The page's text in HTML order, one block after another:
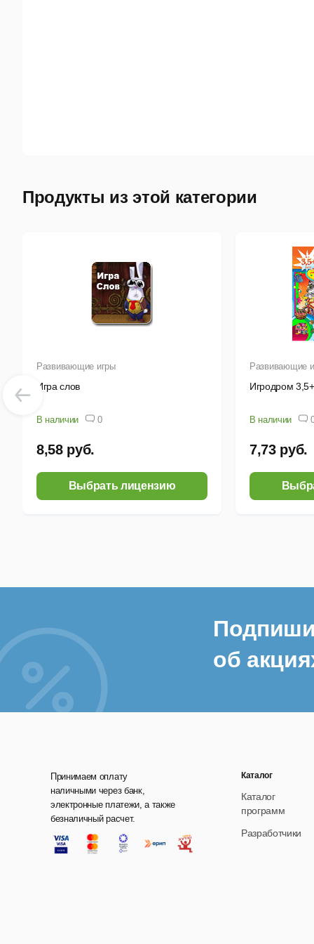
Продукты из этой категории
Развивающие игры
Игра слов
В наличии 0
8,58 руб.
Выбрать лицензию
Развивающие
Игродром 3,5+
В наличии
7,73 руб.
об
Принимаем оплату
наличными через банк,
электронные платежи, а также
безналичный расчет.
Каталог
Каталог
программ
Разработчики